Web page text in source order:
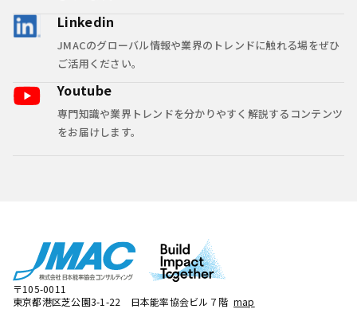
Linkedin
JMACのグローバル情報や業界のトレンドに触れる場をぜひ
ご活用ください。
Youtube
専門知識や業界トレンドを分かりやすく解説するコンテンツ
をお届けします。
〒105-0011
東京都港区芝公園3-1-22 日本能率協会ビル７階 map